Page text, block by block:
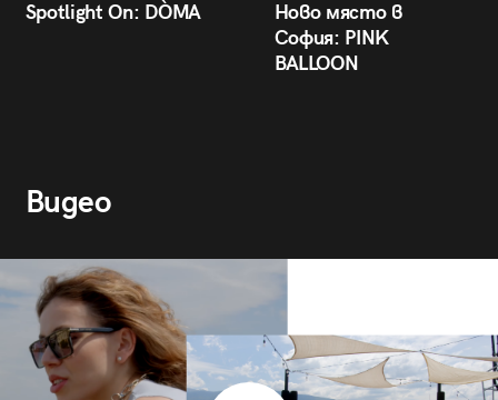
Spotlight On: DÒMA
Ново място в
София: PINK
BALLOON
Видео